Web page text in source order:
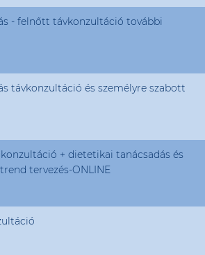
- felnőtt távkonzultáció további
távkonzultáció és személyre szabott
+ dietetikai tanácsadás és
tervezés-ONLINE